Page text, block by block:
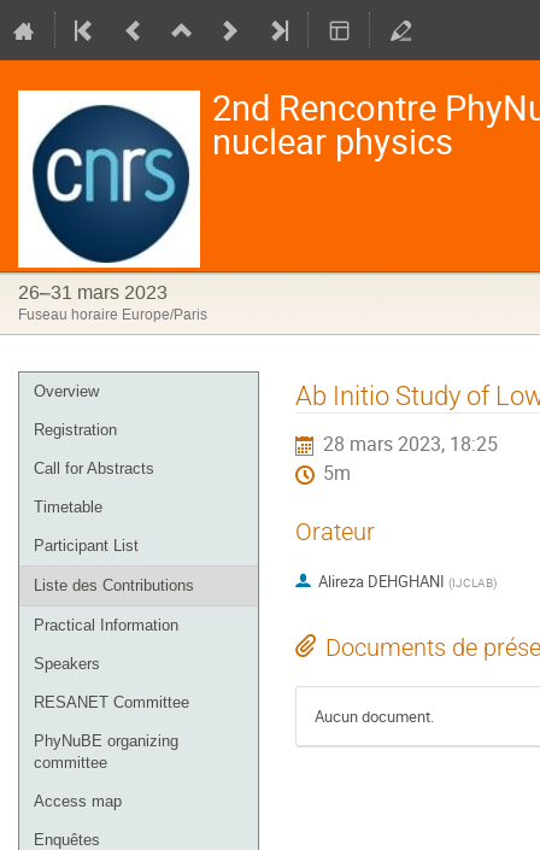
2nd Rencontre
nuclear physics
26–31 mars 2023
Fuseau horaire Europe/Paris
Menu
de
Overview
Registration
Call for Abstracts
Timetable
Participant List
Liste des Contributions
Practical Information
Speakers
RESANET Committee
PhyNuBE organizing
committee
Access map
Enquêtes
Ab Initio Study of
28 mars 2023, 18:25
5m
Orateur
Alireza DEHGHANI (IJCLAB)
Documents de
Aucun document.